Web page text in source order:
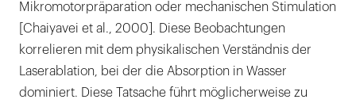
Mikromotorpräparation oder mechanischen Stimulation
[Chaiyavei et al., 2000]. Diese Beobachtungen
korrelieren mit dem physikalischen Verständnis der
Laserablation, bei der die Absorption in Wasser
dominiert. Diese Tatsache führt möglicherweise zu